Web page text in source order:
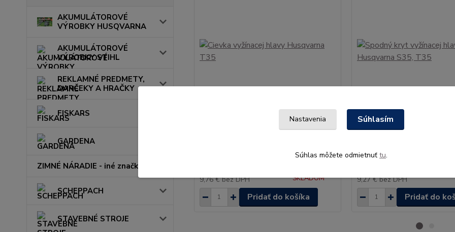
AKUMULÁTOROVÉ
VÝROBKY HUSQVARNA
AKUMULÁTOROVÉ
VÝROBKY STIHL
REKLAMNÉ PREDMETY,
DARČEKY A HRAČKY
FISKARS
GARDENA
ZIMNÉ NÁRADIE - iné značky
SCHEPPACH
STAVEBNÉ STROJE
9,76 €bez DPH
SKLADOM
Pridať do košíka
9,27 €bez DPH
Pridať do
Nastavenia Súhlasím
Súhlas môžete odmietnuť tu.